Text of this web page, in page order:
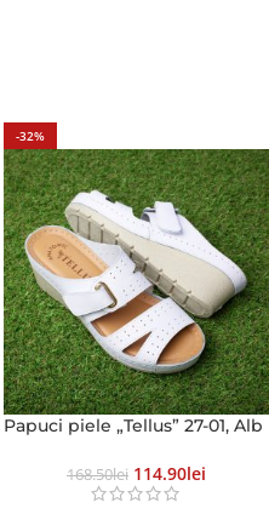
-32%
Papuci piele „Tellus” 27-01, Alb
168.50Lei 114.90Lei